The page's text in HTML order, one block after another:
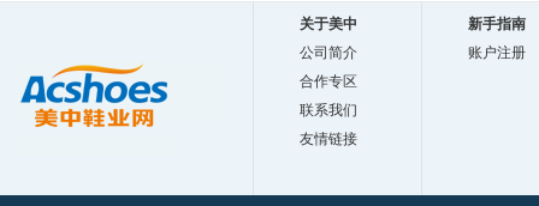
关于美中
公司简介
合作专区
联系我们
友情链接
新手指南
账户注册